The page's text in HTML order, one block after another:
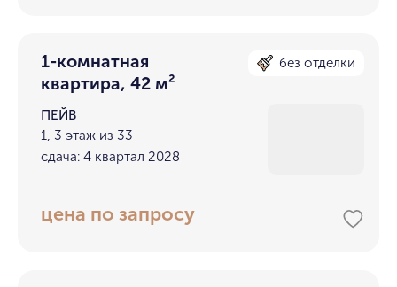
1-комнатная
квартира, 42 м²
без отделки
ПЕЙВ
1, 3 этаж из 33
сдача: 4 квартал 2028
цена по запросу